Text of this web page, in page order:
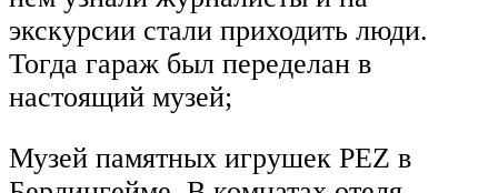
экскурсии стали приходить люди.
Тогда гараж был переделан в
настоящий музей;
Музей памятных игрушек PEZ в